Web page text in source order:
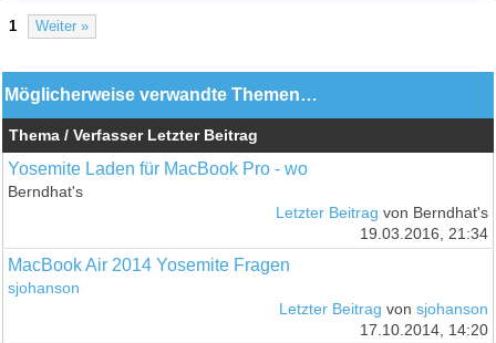
1 Weiter »
Möglicherweise verwandte Themen…
Thema / Verfasser Letzter Beitrag
Yosemite Laden für MacBook Pro - wo
Berndhat's
Letzter Beitrag von Berndhat's
19.03.2016, 21:34
MacBook Air 2014 Yosemite Fragen
sjohanson
Letzter Beitrag von sjohanson
17.10.2014, 14:20